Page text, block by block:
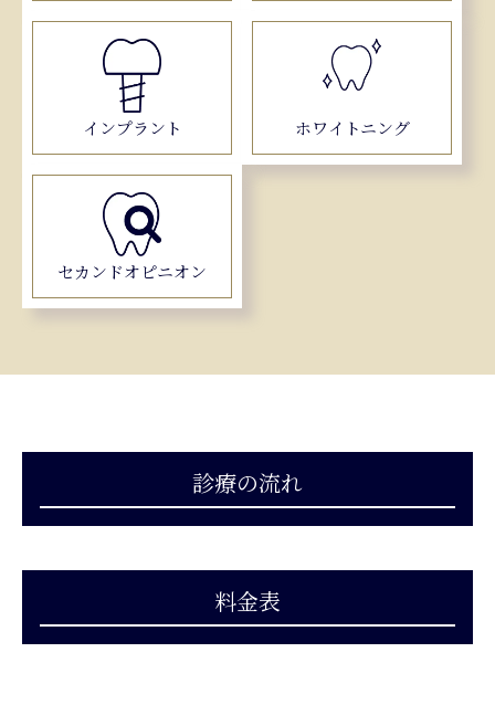
インプラント ホワイトニング
セカンドオピニオン
診療の流れ
料金表